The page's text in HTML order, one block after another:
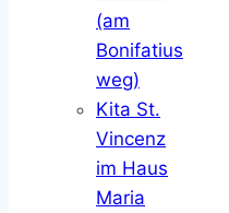
(am
Bonifatius
weg)
Kita St.
Vincenz
im Haus
Maria